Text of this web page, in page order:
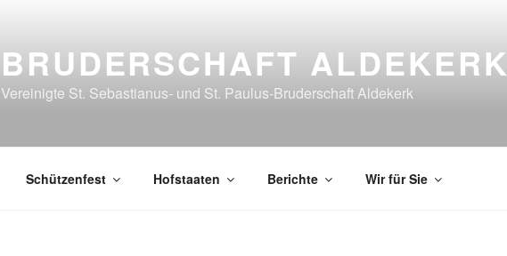
BRUDERSCHAFT ALDEKERK
Vereinigte St. Sebastianus- und St. Paulus-Bruderschaft Aldekerk
Schützenfest Hofstaaten Berichte Wir für Sie